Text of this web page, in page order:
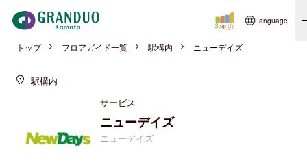
Language
トップ フロアガイド一覧 駅構内 ニューデイズ
駅構内
サービス
ニューデイズ
ニューデイズ